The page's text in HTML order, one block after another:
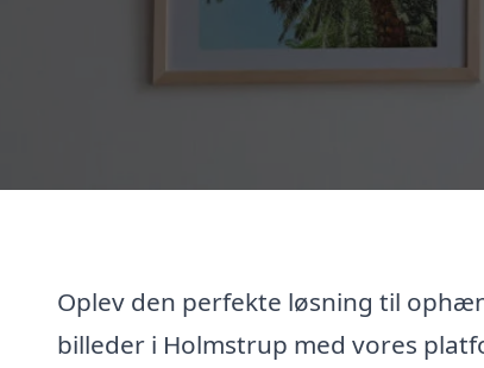
Oplev den perfekte løsning til
billeder i Holmstrup med vores